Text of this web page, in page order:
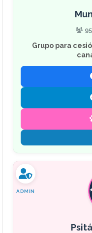
Grupo para
ADMIN